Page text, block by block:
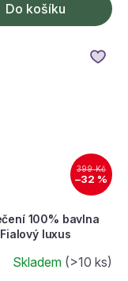
Do košíku
399 Kč
–32 %
100% bavlna
Fialový luxus
Skladem (>10 ks)